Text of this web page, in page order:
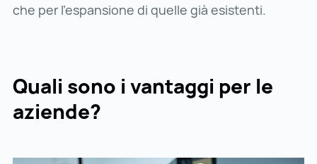
che per l’espansione di quelle già esistenti.
Quali sono i vantaggi per le
aziende?